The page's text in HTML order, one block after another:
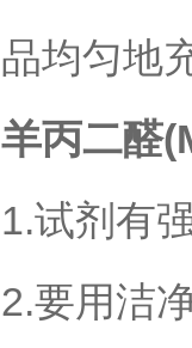
品均匀地
羊丙二醛
1.试剂有
2.要用洁